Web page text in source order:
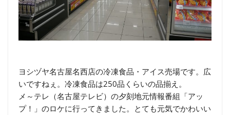
ヨシヅヤ名古屋名西店の冷凍食品・アイス売場です。広
いですねぇ。冷凍食品は250品くらいの品揃え。
メ～テレ（名古屋テレビ）の夕刻地元情報番組「アッ
プ！」のロケに行ってきました。とても元気でかわいい